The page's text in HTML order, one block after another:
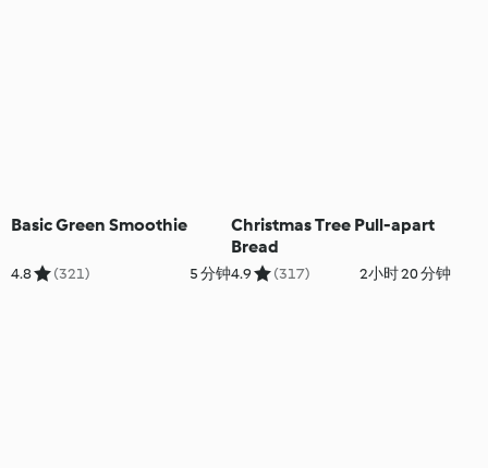
Basic Green Smoothie
4.8 (321) 5 分钟
Christmas Tree Pull-apart
Bread
4.9 (317) 2小时 20 分钟